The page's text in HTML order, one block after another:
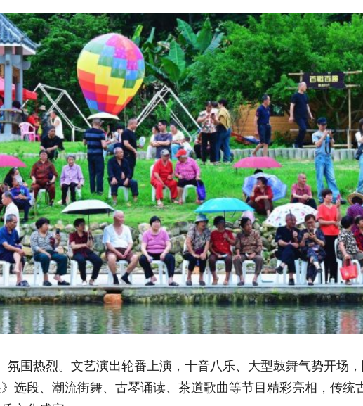
。文艺演出轮番上演，十音八乐、大型鼓舞气势开场，随后武术联
潮流街舞、古琴诵读、茶道歌曲等节目精彩亮相，传统古韵与现代新
宴。
锦
— “
群
锦
深
乡
接
陶
创
卷